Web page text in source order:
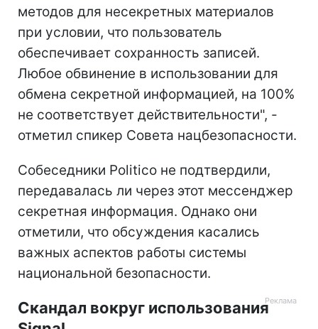
методов для несекретных материалов
при условии, что пользователь
обеспечивает сохранность записей.
Любое обвинение в использовании для
обмена секретной информацией, на 100%
не соответствует действительности", -
отметил спикер Совета нацбезопасности.
Собеседники Politico не подтвердили,
передавалась ли через этот мессенджер
секретная информация. Однако они
отметили, что обсуждения касались
важных аспектов работы системы
национальной безопасности.
Скандал вокруг использования